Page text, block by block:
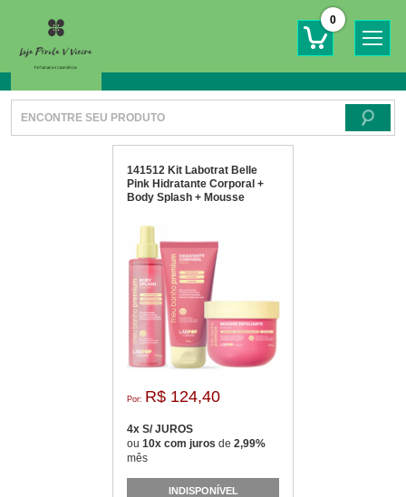
0
141512 Kit Labotrat Belle
Pink Hidratante Corporal +
Body Splash + Mousse
Por: R$ 124,40
4x S/ JUROS
ou 10x com juros de 2,99%
mês
INDISPONÍVEL